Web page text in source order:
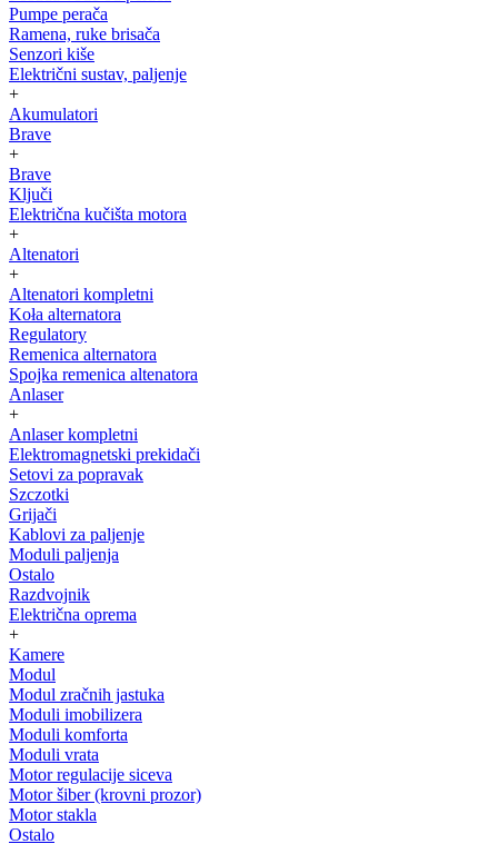
Pumpe perača
Ramena, ruke brisača
Senzori kiše
Električni sustav, paljenje
+
Akumulatori
Brave
+
Brave
Ključi
Električna kučišta motora
+
Altenatori
+
Altenatori kompletni
Koła alternatora
Regulatory
Remenica alternatora
Spojka remenica altenatora
Anlaser
+
Anlaser kompletni
Elektromagnetski prekidači
Setovi za popravak
Szczotki
Grijači
Kablovi za paljenje
Moduli paljenja
Ostalo
Razdvojnik
Električna oprema
+
Kamere
Modul
Modul zračnih jastuka
Moduli imobilizera
Moduli komforta
Moduli vrata
Motor regulacije siceva
Motor šiber (krovni prozor)
Motor stakla
Ostalo